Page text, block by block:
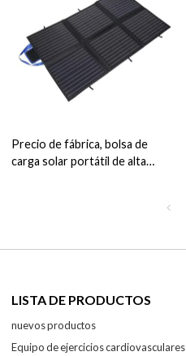
Precio de fábrica, bolsa de
carga solar portátil de alta
LISTA DE PRODUCTOS
nuevos productos
Equipo de ejercicios cardiovasculares